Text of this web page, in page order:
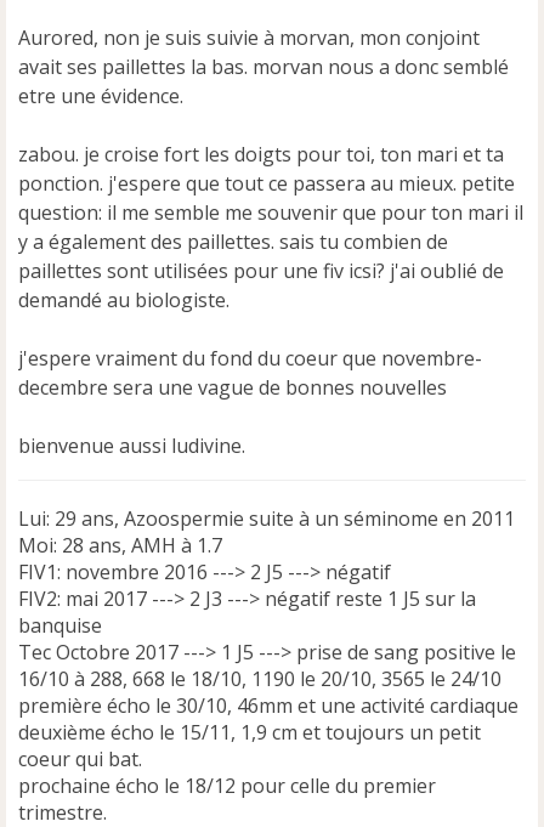
e
n
o
n
u
Aurored, non je suis suivie à morvan, mon conjoint
avait ses paillettes la bas. morvan nous a donc semblé
etre une évidence.
zabou. je croise fort les doigts pour toi, ton mari et ta
ponction. j'espere que tout ce passera au mieux. petite
question: il me semble me souvenir que pour ton mari il
y a également des paillettes. sais tu combien de
paillettes sont utilisées pour une fiv icsi? j'ai oublié de
demandé au biologiste.
j'espere vraiment du fond du coeur que novembre-
decembre sera une vague de bonnes nouvelles
bienvenue aussi ludivine.
Lui: 29 ans, Azoospermie suite à un séminome en 2011
Moi: 28 ans, AMH à 1.7
FIV1: novembre 2016 ---> 2 J5 ---> négatif
FIV2: mai 2017 ---> 2 J3 ---> négatif reste 1 J5 sur la
banquise
Tec Octobre 2017 ---> 1 J5 ---> prise de sang positive le
16/10 à 288, 668 le 18/10, 1190 le 20/10, 3565 le 24/10
première écho le 30/10, 46mm et une activité cardiaque
deuxième écho le 15/11, 1,9 cm et toujours un petit
coeur qui bat.
prochaine écho le 18/12 pour celle du premier
trimestre.